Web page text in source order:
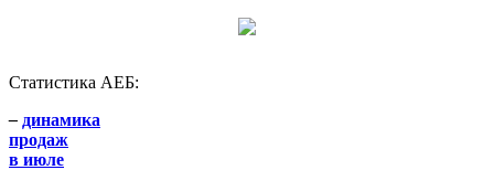
Статистика АЕБ:
– динамика
продаж
в июле